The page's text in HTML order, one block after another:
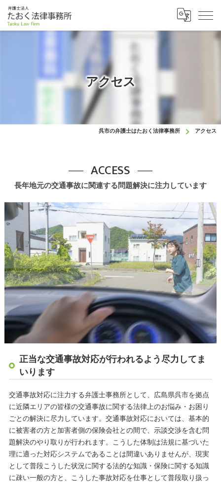
アクセス
呉市の弁護士はたおく法律事務所 アクセス
長年地元の交通事故に関連する問題解決に注力しています
ACCESS
正当な交通事故対応が行われるよう尽力してま
いります
交通事故対応に注力する弁護士事務所として、広島県呉市を拠点
に近隣エリアの皆様の交通事故に関する法律上のお悩み・お困り
ごとの解決に尽力しています。交通事故対応においては、基本的
に被害者の方と加害者側の保険会社との間で、示談交渉を含む問
題解決のやり取りが行われます。こうした体制は法規に基づいた
理に適った対応システムであることは間違いありませんが、現実
として普段こうした状況に関する法的な知識・保険に関する知識
に疎い一般の方と、こうした事故対応を仕事として普段取り扱っ